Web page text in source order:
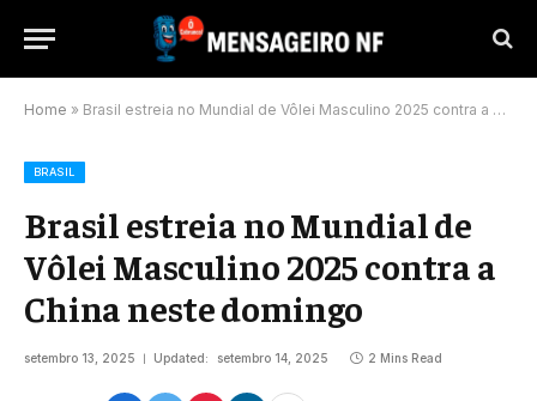
Home » Brasil estreia no Mundial de Vôlei Masculino 2025 contra a China neste domingo
BRASIL
Brasil estreia no Mundial de
Vôlei Masculino 2025 contra a
China neste domingo
setembro 13, 2025 Updated: setembro 14, 2025 2 Mins Read